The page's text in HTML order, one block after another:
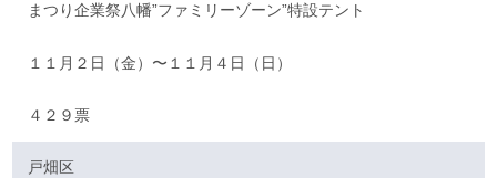
まつり企業祭八幡”ファミリーゾーン”特設テント
１１月２日（金）〜１１月４日（日）
４２９票
戸畑区